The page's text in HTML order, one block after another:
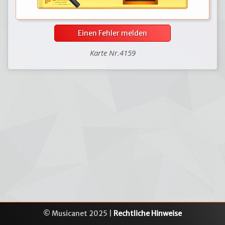
Einen Fehler melden
Karte Nr.4159
© Musicanet 2025 | Rechtliche Hinweise